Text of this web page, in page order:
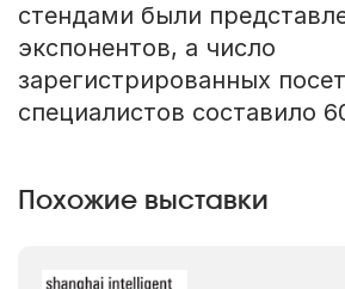
стендами были
экспонентов, а число
зарегистрированных
специалистов составило
Похожие выставки